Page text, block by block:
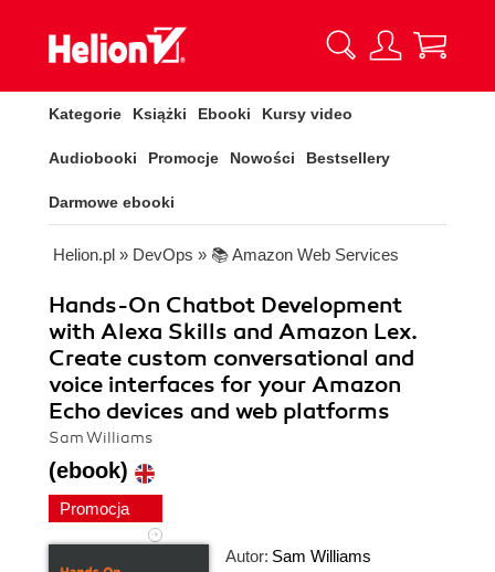
Kategorie Książki Ebooki Kursy video
Audiobooki Promocje Nowości Bestsellery
Darmowe ebooki
Helion.pl » DevOps » 📚 Amazon Web Services
Hands-On Chatbot Development
with Alexa Skills and Amazon Lex.
Create custom conversational and
voice interfaces for your Amazon
Echo devices and web platforms
Sam Williams
(ebook)
Promocja
Autor: Sam Williams